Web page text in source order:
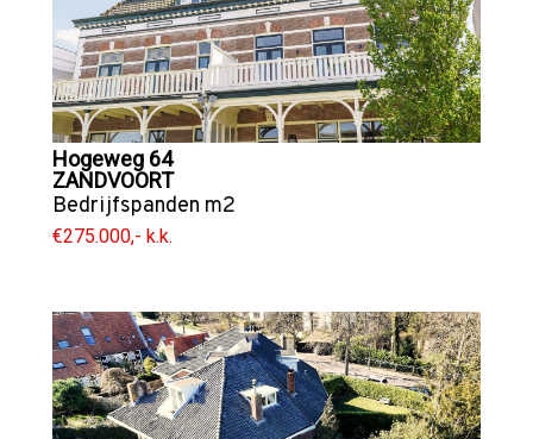
Hogeweg 64
ZANDVOORT
Bedrijfspanden m2
€275.000,- k.k.